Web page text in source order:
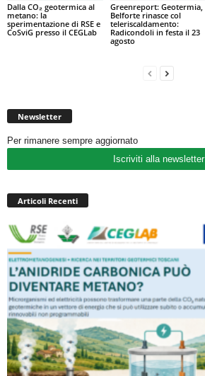
Dalla CO₂ geotermica al
metano: la
sperimentazione di RSE e
CoSviG presso il CEGLab
Greenreport: Geotermia,
Belforte rinasce col
teleriscaldamento:
Radicondoli in festa il 23
agosto
Newsletter
Per rimanere sempre aggiornato
Iscriviti alla newsletter
Articoli Recenti